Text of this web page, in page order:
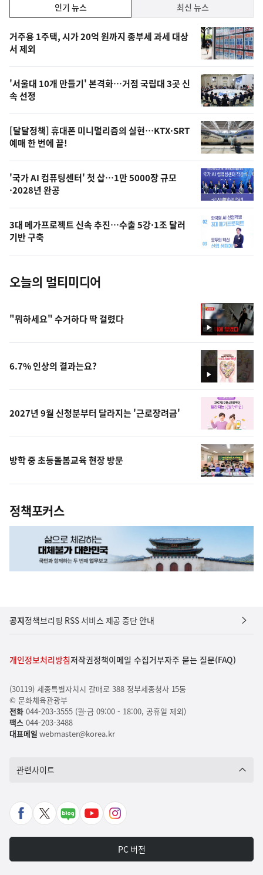
기,
최
신,
오
늘
의
영
상
오
의
사
진
인기 뉴스 최신 뉴스
인
기
뉴
스
거주용 1주택, 시가 20억 원까지 종부세 과세 대상
서 제외
'서울대 10개 만들기' 본격화…거점 국립대 3곳 신
속 선정
[달달정책] 휴대폰 미니멀리즘의 실현…KTX·SRT
예매 한 번에 끝!
'국가 AI 컴퓨팅센터' 첫 삽…1만 5000장 규모
·2028년 완공
3대 메가프로젝트 신속 추진…수출 5강·1조 달러
기반 구축
오늘의 멀티미디어
영
상
"뭐하세요" 수거하다 딱 걸렸다
영
상
6.7% 인상의 결과는요?
2027년 9월 신청분부터 달라지는 '근로장려금'
방학 중 초등돌봄교육 현장 방문
정책포커스
공지정책브리핑 RSS 서비스 제공 중단 안내
개인정보처리방침저작권정책이메일 수집거부자주 묻는 질문(FAQ)
(30119) 세종특별자치시 갈매로 388 정부세종청사 15동
© 문화체육관광부
전화044-203-3555 (월-금 09:00 - 18:00, 공휴일 제외)
팩스044-203-3488
대표메일 webmaster@korea.kr
관련사이트
페
X
네
유
인
타
그
PC 버전